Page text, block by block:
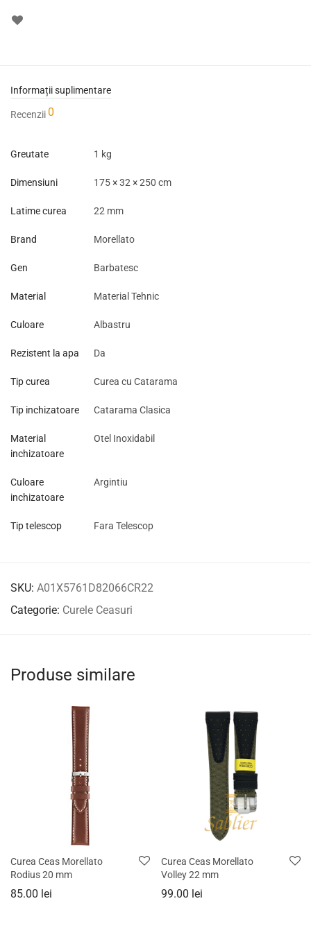
Informații suplimentare
Recenzii 0
Greutate 1 kg
Dimensiuni 175 × 32 × 250 cm
Latime curea 22 mm
Brand Morellato
Gen Barbatesc
Material Material Tehnic
Culoare Albastru
Rezistent la apa Da
Tip curea Curea cu Catarama
Tip inchizatoare Catarama Clasica
Material
inchizatoare
Otel Inoxidabil
Culoare
inchizatoare
Argintiu
Tip telescop Fara Telescop
SKU: A01X5761D82066CR22
Categorie: Curele Ceasuri
Produse similare
Curea Ceas Morellato
Rodius 20 mm
85.00 lei
Curea Ceas Morellato
Volley 22 mm
99.00 lei